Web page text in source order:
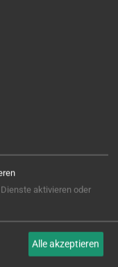
aktivieren oder
Alle akzeptieren